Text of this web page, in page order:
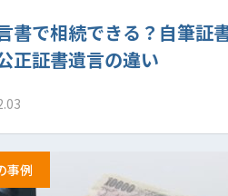
書で相続できる？自筆証
正証書遺言の違い
事例